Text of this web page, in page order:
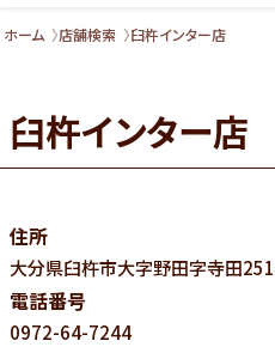
ホーム 店舗検索 臼杵インター店
臼杵インター店
住所
大分県臼杵市大字野田字寺田251
電話番号
0972-64-7244